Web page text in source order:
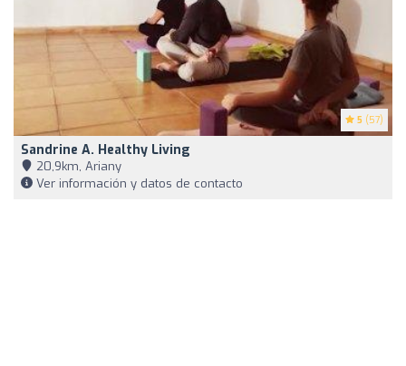
5 (57)
Sandrine A. Healthy Living
20,9km, Ariany
Ver información y datos de contacto